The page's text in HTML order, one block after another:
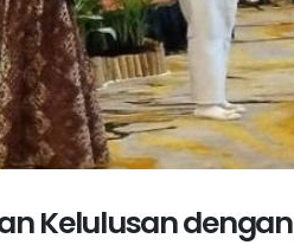
Kelulusan dengan